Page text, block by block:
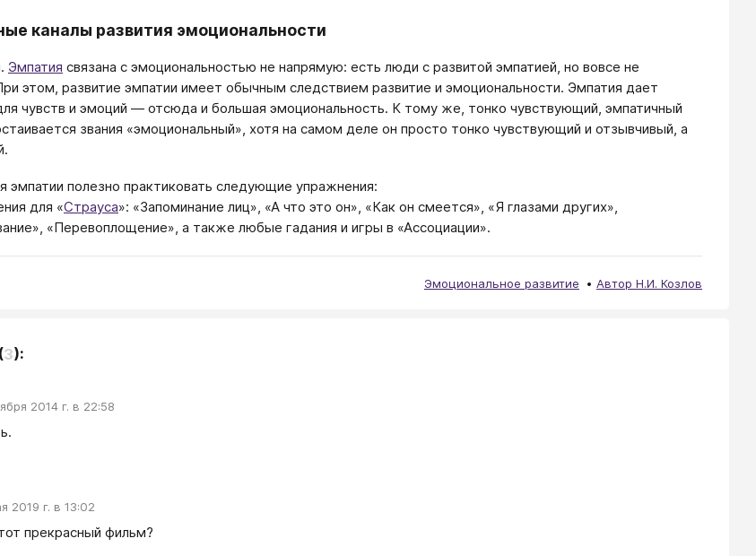
каналы развития эмоциональности
Эмпатия ​ связана с эмоциональностью не напрямую: есть люди с развитой эмпатией, но вовсе не
этом, развитие эмпатии имеет обычным следствием развитие и эмоциональности. Эмпатия дает
чувств и эмоций — отсюда и большая эмоциональность. К тому же, тонко чувствующий, эмпатичный
звания «эмоциональный», хотя на самом деле он просто тонко чувствующий и отзывчивый, а
эмпатии полезно практиковать следующие упражнения:
для «Страуса​»: «Запоминание лиц», «А что это он», «Как он смеется», «Я глазами других»,
«Перевоплощение», а также любые гадания и игры в «Ассоциации».
Эмоциональное развитие Автор Н.И. Козлов
(3):
2014 г. в 22:58
2019 г. в 13:02
прекрасный фильм?